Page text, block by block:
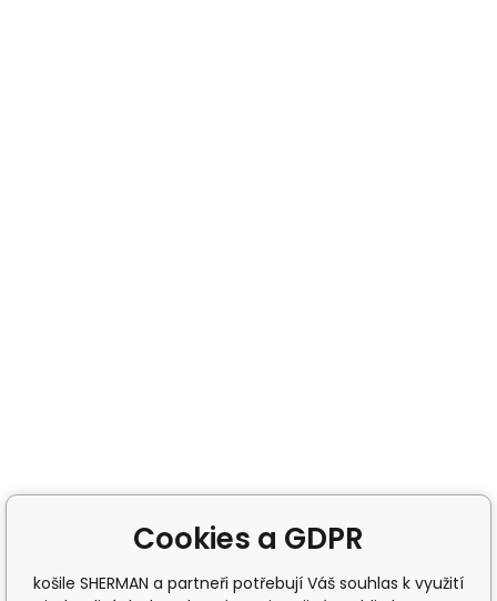
Cookies a GDPR
košile SHERMAN a partneři potřebují Váš souhlas k využití